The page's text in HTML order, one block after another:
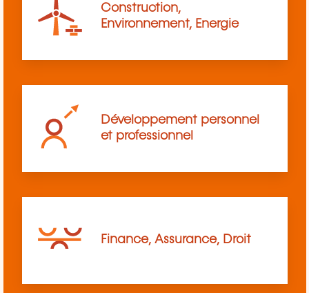
Construction,
Environnement, Energie
Développement personnel
et professionnel
Finance, Assurance, Droit